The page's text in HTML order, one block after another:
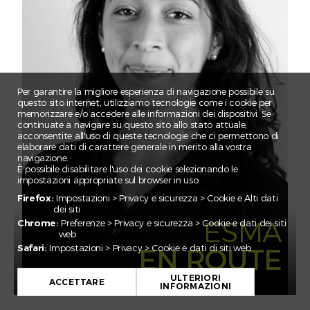
CORNELIA
ELSA
EMILE
ESMA
FEDERICO
FLORIAN
GADA
IRINA
JAN EMANUEL
JULIETTE
KARIM
ESMA
EN ROUTE
Per garantire la migliore esperienza di navigazione possibile su
questo sito internet, utilizziamo tecnologie come i cookie per
memorizzare e/o accedere alle informazioni dei dispositivi. Se
continuate a navigare su questo sito allo stato attuale,
acconsentite all'uso di queste tecnologie che ci permettono di
elaborare dati di carattere generale in merito alla vostra
navigazione.
È possibile disabilitare l'uso dei cookie selezionando le
impostazioni appropriate sul browser in uso:
Firefox: Impostazioni > Privacy e sicurezza > Cookie e Alti dati
dei siti
Chrome: Preferenze > Privacy e sicurezza > Cookie e dati dei siti
web
Safari: Impostazioni > Privacy > Cookie e dati di siti web
ACCETTARE ULTERIORI
INFORMAZIONI